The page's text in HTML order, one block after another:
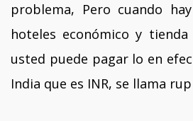
problema, Pero cuando
hoteles económico y
usted puede pagar lo en
India que es INR, se llama